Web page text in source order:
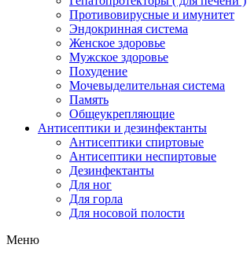
Противовирусные и имунитет
Эндокринная система
Женское здоровье
Мужское здоровье
Похудение
Мочевыделительная система
Память
Общеукрепляющие
Антисептики и дезинфектанты
Антисептики спиртовые
Антисептики неспиртовые
Дезинфектанты
Для ног
Для горла
Для носовой полости
Меню